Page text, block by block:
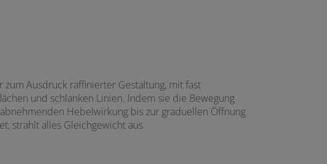
Ausdruck raffinierter Gestaltung, mit fast
und schlanken Linien. Indem sie die Bewegung
Hebelwirkung bis zur graduellen Öffnung
strahlt alles Gleichgewicht aus.